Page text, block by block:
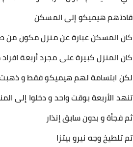
قادتهم هيميكو إلى المسكن
كان المسكن عبارة عن منزل مكون من
كان المنزل كبيرة على مجرد أربعة
لكن ابتسامة لهم هيميكو فقط و ذهبت
تنهد الأربعة بوقت واحد و دخلوا إلى
ثم فجأة و بدون سابق إنذار
تم تلطيخ وجه نيرو بيتزا